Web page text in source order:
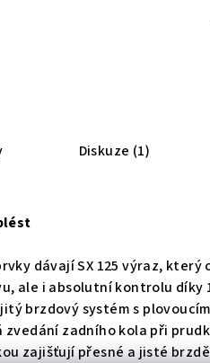
Diskuze (1)
dávají SX 125 výraz,
ale i absolutní kontrolu díky
brzdový systém s
zadního kola při
zajišťují přesné a jisté